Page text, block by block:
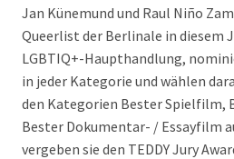
Jan Künemund und Raul Niño
Queerlist der Berlinale in diesem
LGBTIQ+-Haupthandlung,
in jeder Kategorie und wählen
den Kategorien Bester Spielfilm,
Bester Dokumentar- / Essayfilm
vergeben sie den TEDDY Jury